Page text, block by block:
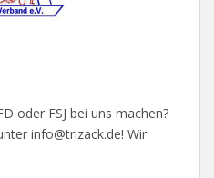
oder FSJ bei uns machen?
info@trizack.de! Wir